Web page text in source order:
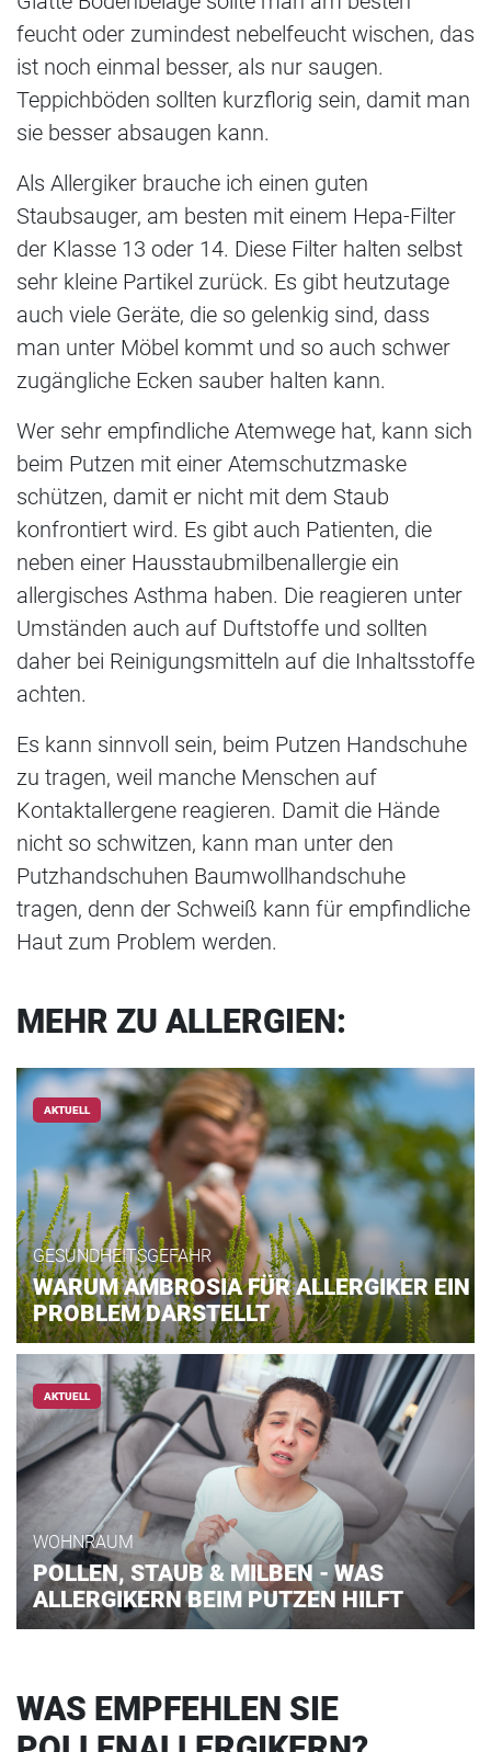
feucht oder zumindest nebelfeucht wischen, das
ist noch einmal besser, als nur saugen.
Teppichböden sollten kurzflorig sein, damit man
sie besser absaugen kann.
Als Allergiker brauche ich einen guten
Staubsauger, am besten mit einem Hepa-Filter
der Klasse 13 oder 14. Diese Filter halten selbst
sehr kleine Partikel zurück. Es gibt heutzutage
auch viele Geräte, die so gelenkig sind, dass
man unter Möbel kommt und so auch schwer
zugängliche Ecken sauber halten kann.
Wer sehr empfindliche Atemwege hat, kann sich
beim Putzen mit einer Atemschutzmaske
schützen, damit er nicht mit dem Staub
konfrontiert wird. Es gibt auch Patienten, die
neben einer Hausstaubmilbenallergie ein
allergisches Asthma haben. Die reagieren unter
Umständen auch auf Duftstoffe und sollten
daher bei Reinigungsmitteln auf die Inhaltsstoffe
achten.
Es kann sinnvoll sein, beim Putzen Handschuhe
zu tragen, weil manche Menschen auf
Kontaktallergene reagieren. Damit die Hände
nicht so schwitzen, kann man unter den
Putzhandschuhen Baumwollhandschuhe
tragen, denn der Schweiß kann für empfindliche
Haut zum Problem werden.
MEHR ZU ALLERGIEN:
AKTUELL
GESUNDHEITSGEFAHR
WARUM AMBROSIA FÜR ALLERGIKER EIN
PROBLEM DARSTELLT
AKTUELL
WOHNRAUM
POLLEN, STAUB & MILBEN - WAS
ALLERGIKERN BEIM PUTZEN HILFT
WAS EMPFEHLEN SIE